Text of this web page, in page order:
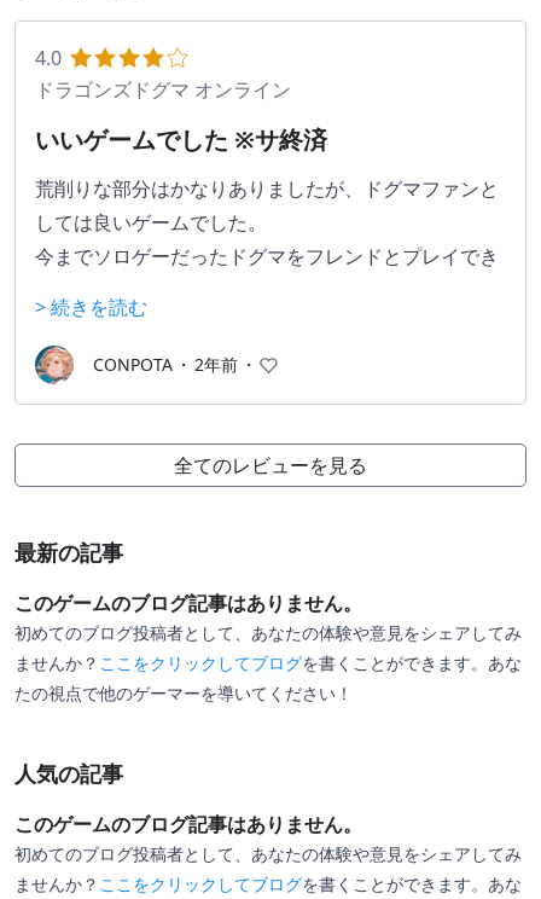
4.0
ドラゴンズドグマ オンライン
いいゲームでした ※サ終済
荒削りな部分はかなりありましたが、ドグマファンと
しては良いゲームでした。
今までソロゲーだったドグマをフレンドとプレイでき
でも成し得ていない部分です。
もともとオンラインゲーっぽく作られているのもあっ
て、ロールやパーティプレイなどオンラインとの親和
> 続きを読む
CONPOTA ・ 2年前 ・
全てのレビューを見る
最新の記事
このゲームのブログ記事はありません。
初めてのブログ投稿者として、あなたの体験や意見をシェアしてみ
ませんか？ ここをクリックしてブログを書くことができます。あな
たの視点で他のゲーマーを導いてください！
人気の記事
このゲームのブログ記事はありません。
初めてのブログ投稿者として、あなたの体験や意見をシェアしてみ
ませんか？ ここをクリックしてブログを書くことができます。あな